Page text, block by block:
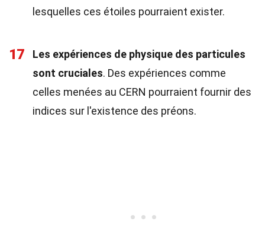
lesquelles ces étoiles pourraient exister.
17
Les expériences de physique des particules
sont cruciales. Des expériences comme
celles menées au CERN pourraient fournir des
indices sur l'existence des préons.